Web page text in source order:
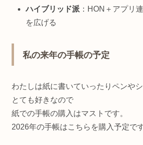
ハイブリッド派 ：HON＋アプリ
を広げる
私の来年の手帳の予定
わたしは紙に書いていったりペンや
とても好きなので
紙での手帳の購入はマストです。
2026年の手帳はこちらを購入予定で